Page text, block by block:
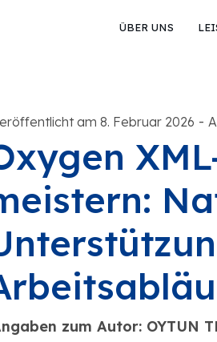
ÜBER UNS
am 8. Februar 2026 -
zum Autor: OYTUN